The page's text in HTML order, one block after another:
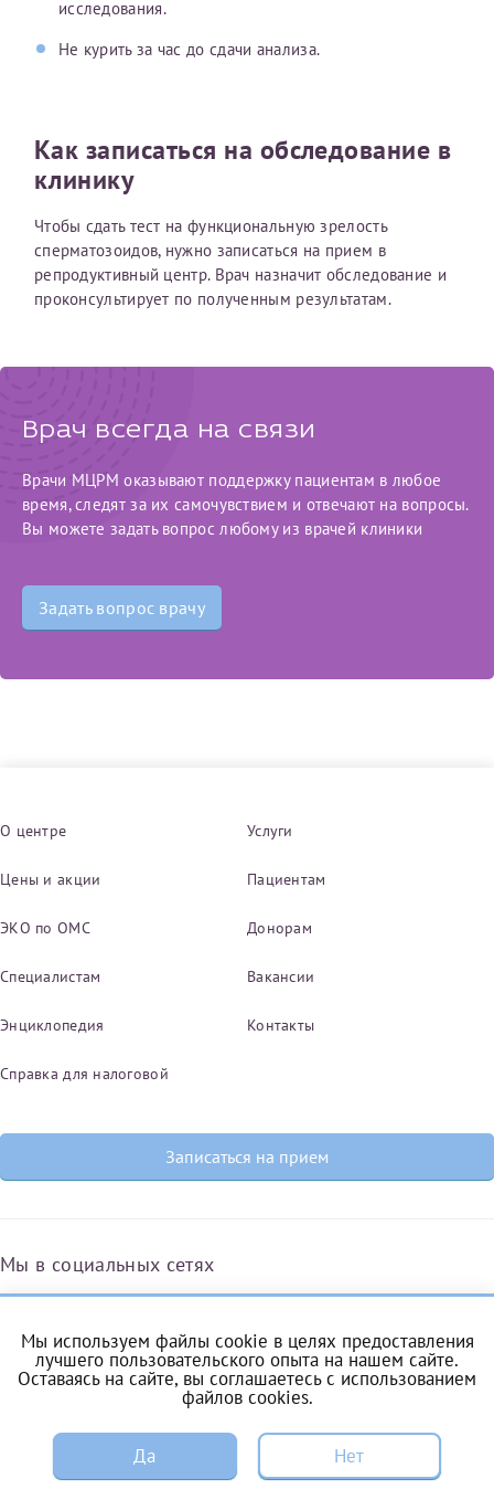
исследования.
Не курить за час до сдачи анализа.
Как записаться на обследование в
клинику
Чтобы сдать тест на функциональную зрелость
сперматозоидов, нужно записаться на прием в
репродуктивный центр. Врач назначит обследование и
проконсультирует по полученным результатам.
Врач всегда на связи
Врачи МЦРМ оказывают поддержку пациентам в любое
время, следят за их самочувствием и отвечают на вопросы.
Вы можете задать вопрос любому из врачей клиники
Задать вопрос врачу
О центре Услуги
Цены и акции Пациентам
ЭКО по ОМС Донорам
Специалистам Вакансии
Энциклопедия Контакты
Справка для налоговой
Записаться на прием
Мы в социальных сетях
Вконтакте ОдноклассникиЯндекс.Дзен Telegram Max
Комендантский проспект, 53/1A
Нажимая кнопку "Отправить" соглашаюсь с
Мы используем файлы cookie в целях предоставления
лучшего пользовательского опыта на нашем сайте.
Оставаясь на сайте, вы соглашаетесь с использованием
файлов cookies.
Да Нет
ЗАПИСЬ